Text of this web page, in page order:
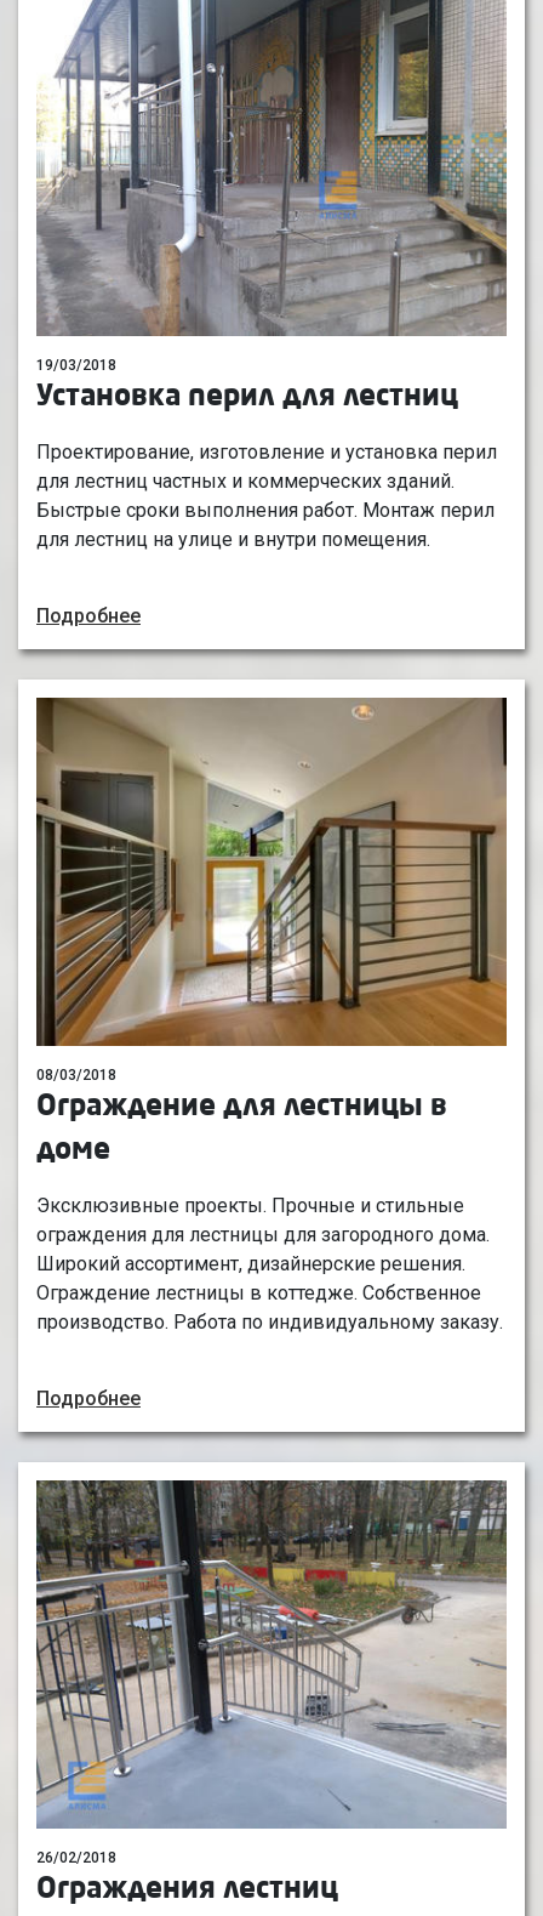
19/03/2018
Установка перил для лестниц
Проектирование, изготовление и установка перил
для лестниц частных и коммерческих зданий.
Быстрые сроки выполнения работ. Монтаж перил
для лестниц на улице и внутри помещения.
Подробнее
08/03/2018
Ограждение для лестницы в
доме
Эксклюзивные проекты. Прочные и стильные
ограждения для лестницы для загородного дома.
Широкий ассортимент, дизайнерские решения.
Ограждение лестницы в коттедже. Собственное
производство. Работа по индивидуальному заказу.
Подробнее
26/02/2018
Ограждения лестниц